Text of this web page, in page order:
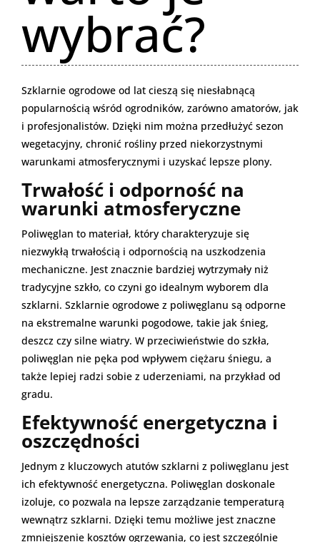
wybrać?
Szklarnie ogrodowe od lat cieszą się niesłabnącą
popularnością wśród ogrodników, zarówno amatorów, jak
i profesjonalistów. Dzięki nim można przedłużyć sezon
wegetacyjny, chronić rośliny przed niekorzystnymi
warunkami atmosferycznymi i uzyskać lepsze plony.
Trwałość i odporność na
warunki atmosferyczne
Poliwęglan to materiał, który charakteryzuje się
niezwykłą trwałością i odpornością na uszkodzenia
mechaniczne. Jest znacznie bardziej wytrzymały niż
tradycyjne szkło, co czyni go idealnym wyborem dla
szklarni. Szklarnie ogrodowe z poliwęglanu są odporne
na ekstremalne warunki pogodowe, takie jak śnieg,
deszcz czy silne wiatry. W przeciwieństwie do szkła,
poliwęglan nie pęka pod wpływem ciężaru śniegu, a
także lepiej radzi sobie z uderzeniami, na przykład od
gradu.
Efektywność energetyczna i
oszczędności
Jednym z kluczowych atutów szklarni z poliwęglanu jest
ich efektywność energetyczna. Poliwęglan doskonale
izoluje, co pozwala na lepsze zarządzanie temperaturą
wewnątrz szklarni. Dzięki temu możliwe jest znaczne
zmniejszenie kosztów ogrzewania, co jest szczególnie